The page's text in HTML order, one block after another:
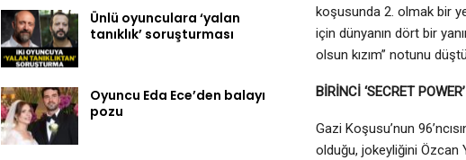
Ünlü oyunculara ‘yalan
tanıklık’ soruşturması
Oyuncu Eda Ece’den balayı
pozu
koşusunda 2. olmak bir
için dünyanın dört bir
olsun kızım” notunu
BİRİNCİ ‘SECRET
Gazi Koşusu’nun
olduğu, jokeyliğini Özcan